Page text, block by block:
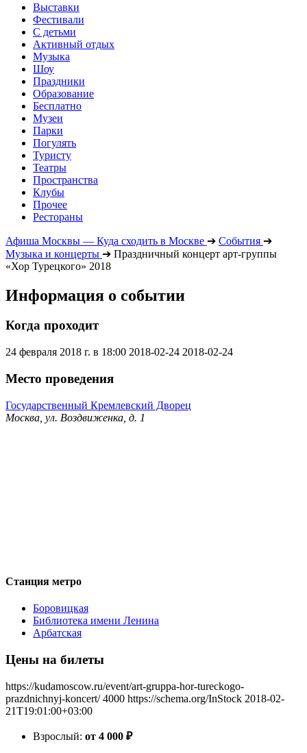
Выставки
Фестивали
С детьми
Активный отдых
Музыка
Шоу
Праздники
Образование
Бесплатно
Музеи
Парки
Погулять
Туристу
Театры
Пространства
Клубы
Прочее
Рестораны
Афиша Москвы — Куда сходить в Москве ➔ События ➔
Музыка и концерты ➔ Праздничный концерт арт-группы
«Хор Турецкого» 2018
Информация о событии
Когда проходит
24 февраля 2018 г. в 18:00 2018-02-24 2018-02-24
Место проведения
Государственный Кремлевский Дворец
Москва, ул. Воздвиженка, д. 1
Станция метро
Боровицкая
Библиотека имени Ленина
Арбатская
Цены на билеты
https://kudamoscow.ru/event/art-gruppa-hor-tureckogo-
prazdnichnyj-koncert/ 4000 https://schema.org/InStock 2018-02-
21T19:01:00+03:00
Взрослый: от 4 000 ₽